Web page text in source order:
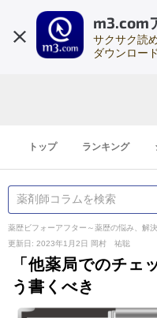
m3.com
サクサク読
ダウンロード
トップ ランキング
薬歴ビフォーアフター～薬歴の悩み、解
更新日: 2023年1月2日
岡村 祐聡
「他薬局でのチェ
う書くべき